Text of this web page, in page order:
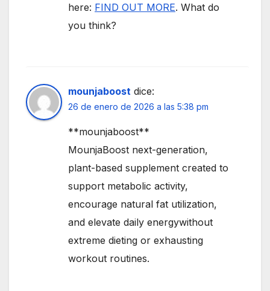
here: FIND OUT MORE. What do
you think?
mounjaboost dice:
26 de enero de 2026 a las 5:38 pm
**mounjaboost**
MounjaBoost next-generation,
plant-based supplement created to
support metabolic activity,
encourage natural fat utilization,
and elevate daily energywithout
extreme dieting or exhausting
workout routines.